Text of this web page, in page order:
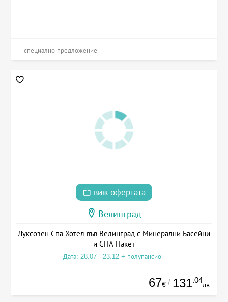
специално предложение
виж офертата
Велинград
Луксозен Спа Хотел във Велинград с Минерални Басейни
и СПА Пакет
Дата: 28.07 - 23.12 + полупансион
67€ / 131.04
лв.